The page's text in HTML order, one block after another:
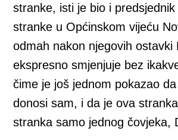
stranke, isti je bio i
stranke u Općinskom vijeću
odmah nakon njegovih ostavki
ekspresno smjenjuje bez
čime je još jednom pokazao
donosi sam, i da je ova
stranka samo jednog čovjeka,